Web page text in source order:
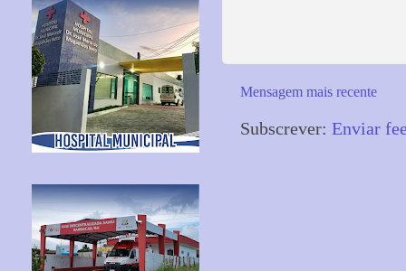
Mensagem mais recente
Subscrever: Enviar